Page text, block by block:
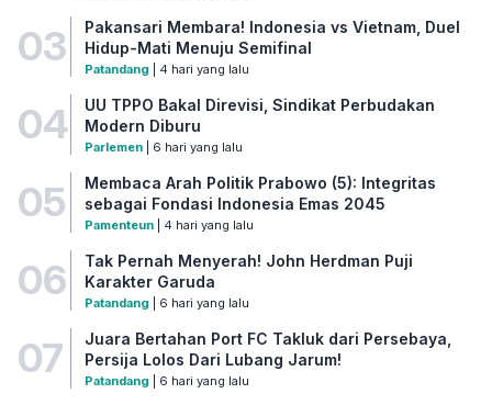
03
Pakansari Membara! Indonesia vs Vietnam, Duel
Hidup-Mati Menuju Semifinal
Patandang | 4 hari yang lalu
04
UU TPPO Bakal Direvisi, Sindikat Perbudakan
Modern Diburu
Parlemen| 6 hari yang lalu
05
Membaca Arah Politik Prabowo (5): Integritas
sebagai Fondasi Indonesia Emas 2045
Pamenteun| 4 hari yang lalu
06
Tak Pernah Menyerah! John Herdman Puji
Karakter Garuda
Patandang | 6 hari yang lalu
07
Juara Bertahan Port FC Takluk dari Persebaya,
Persija Lolos Dari Lubang Jarum!
Patandang | 6 hari yang lalu